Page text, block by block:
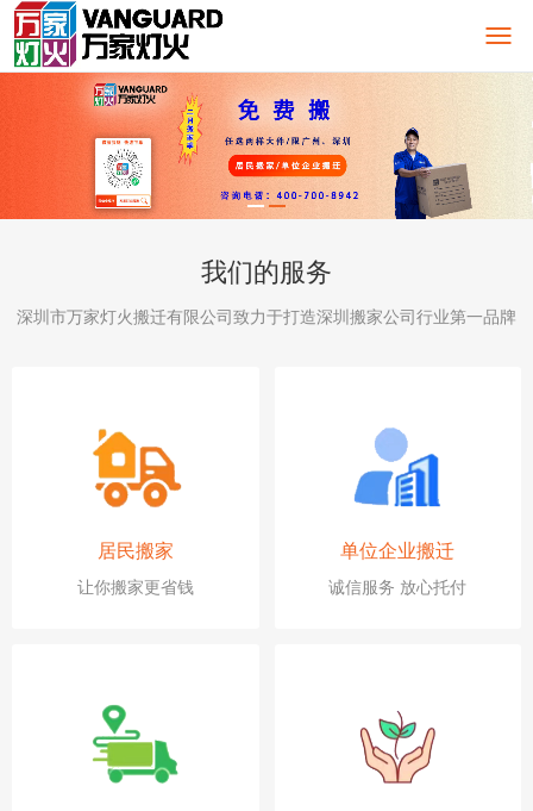
我们的服务
深圳市万家灯火搬迁有限公司致力于打造深圳搬家公司行业第一品牌
居民搬家
让你搬家更省钱
单位企业搬迁
诚信服务 放心托付